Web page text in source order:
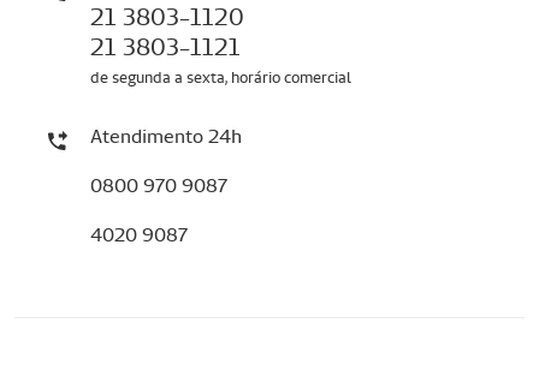
21 3803-1120
21 3803-1121
de segunda a sexta, horário comercial
Atendimento 24h
0800 970 9087
4020 9087